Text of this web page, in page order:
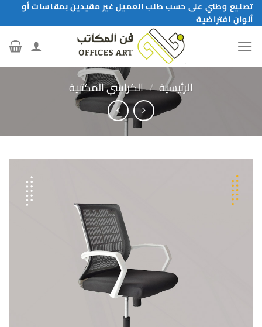
تخطي
للمحتوى
تصنيع وطني على حسب طلب العميل غير مقيدين بمقاسات أو
ألوان افتراضية
الرئيسية / الكراسي المكتبية